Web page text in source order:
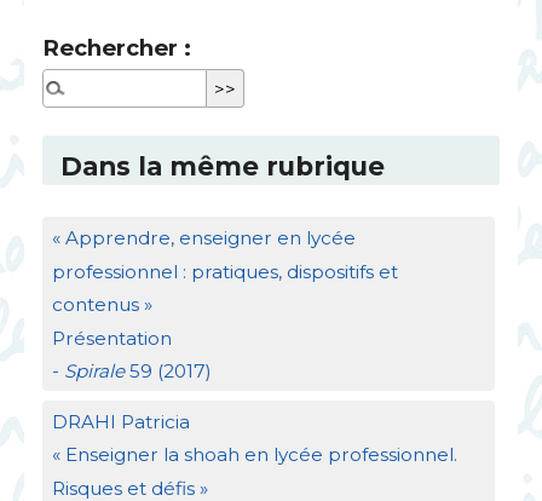
Rechercher :
Dans la même rubrique
« Apprendre, enseigner en lycée
professionnel : pratiques, dispositifs et
contenus »
Présentation
- Spirale59 (2017)
DRAHI Patricia
« Enseigner la shoah en lycée professionnel.
Risques et défis »